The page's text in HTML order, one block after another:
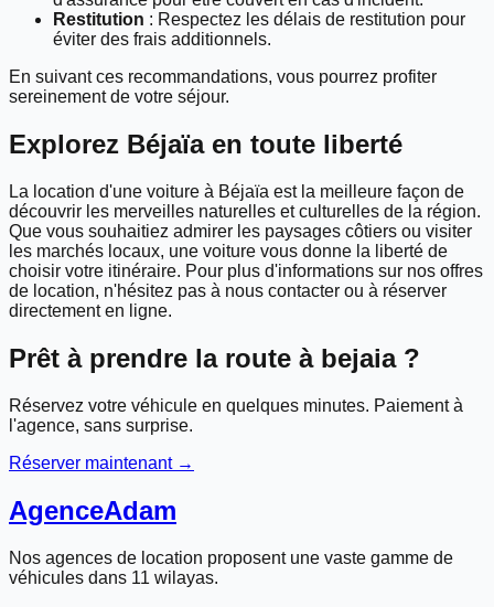
Restitution : Respectez les délais de restitution pour
éviter des frais additionnels.
En suivant ces recommandations, vous pourrez profiter
sereinement de votre séjour.
Explorez Béjaïa en toute liberté
La location d'une voiture à Béjaïa est la meilleure façon de
découvrir les merveilles naturelles et culturelles de la région.
Que vous souhaitiez admirer les paysages côtiers ou visiter
les marchés locaux, une voiture vous donne la liberté de
choisir votre itinéraire. Pour plus d'informations sur nos offres
de location, n'hésitez pas à nous contacter ou à réserver
directement en ligne.
Prêt à prendre la route à bejaia?
Réservez votre véhicule en quelques minutes. Paiement à
l'agence, sans surprise.
Réserver maintenant →
AgenceAdam
Nos agences de location proposent une vaste gamme de
véhicules dans 11 wilayas.